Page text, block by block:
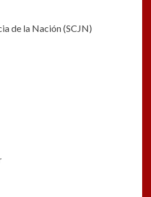
de la Nación (SCJN)